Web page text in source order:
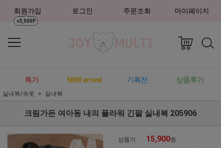
회원가입
+3,000P
로그인 주문조회 마이페이지
특가 NEW arrival 기획전 상품후기
실내복/속옷 실내복
크림가든 여아동 내의 플라워 긴팔 실내복 205906
상품가 15,900원